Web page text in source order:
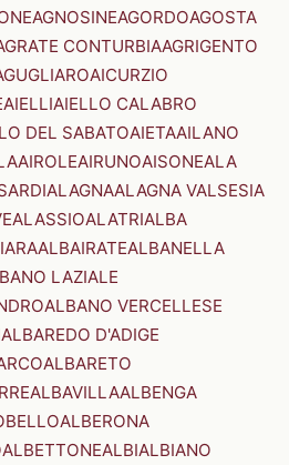
AGNOSINEAGORDOAGOSTA
CONTURBIAAGRIGENTO
AICURZIO
AIELLIAIELLO CALABRO
DEL SABATOAIETAAILANO
AIROLEAIRUNOAISONEALA
ALAGNAALAGNA VALSESIA
ALASSIOALATRIALBA
ALBAIRATEALBANELLA
LAZIALE
ALBANO VERCELLESE
ALBAREDO D'ADIGE
ALBARETO
ALBAVILLAALBENGA
ALBERONA
ALBETTONEALBIALBIANO